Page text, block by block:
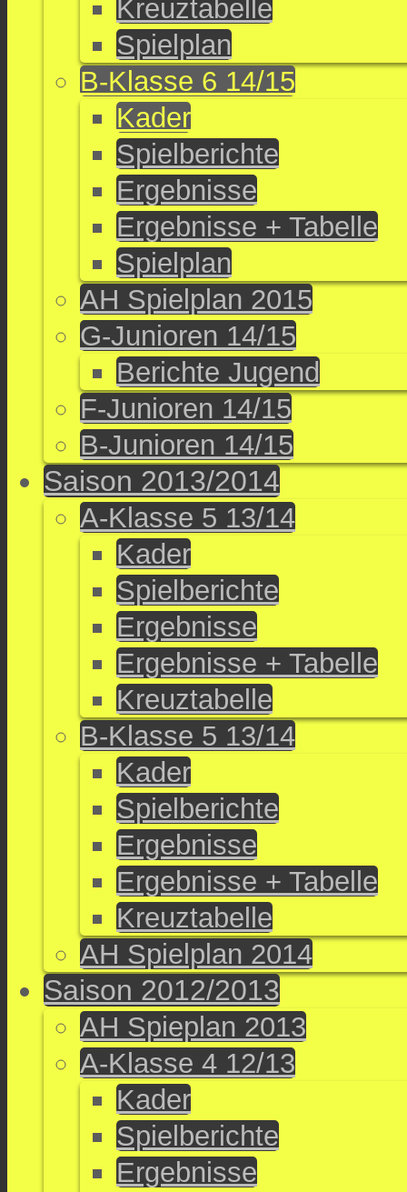
Kreuztabelle
Spielplan
B-Klasse 6 14/15
Kader
Spielberichte
Ergebnisse
Ergebnisse + Tabelle
Spielplan
AH Spielplan 2015
G-Junioren 14/15
Berichte Jugend
F-Junioren 14/15
B-Junioren 14/15
Saison 2013/2014
A-Klasse 5 13/14
Kader
Spielberichte
Ergebnisse
Ergebnisse + Tabelle
Kreuztabelle
B-Klasse 5 13/14
Kader
Spielberichte
Ergebnisse
Ergebnisse + Tabelle
Kreuztabelle
AH Spielplan 2014
Saison 2012/2013
AH Spieplan 2013
A-Klasse 4 12/13
Kader
Spielberichte
Ergebnisse